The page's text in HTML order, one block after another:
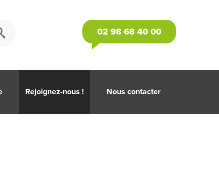
02 98 68 40 00
Rejoignez-nous ! Nous contacter